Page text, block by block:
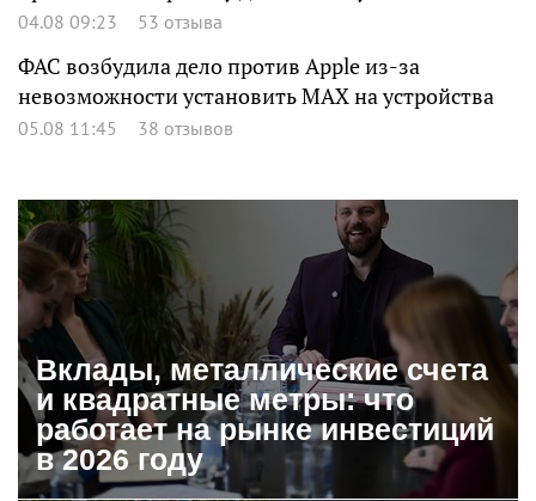
04.08 09:23 53 отзыва
ФАС возбудила дело против Apple из-за
невозможности установить MAX на устройства
05.08 11:45 38 отзывов
Вклады, металлические счета
и квадратные метры: что
работает на рынке инвестиций
в 2026 году